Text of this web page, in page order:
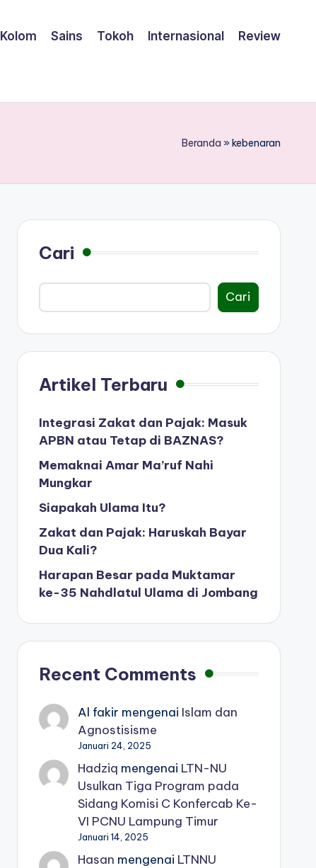
Kolom Sains Tokoh Internasional Review
Beranda »kebenaran
Cari
Cari
Artikel Terbaru
Integrasi Zakat dan Pajak: Masuk
APBN atau Tetap di BAZNAS?
Memaknai Amar Ma’ruf Nahi
Mungkar
Siapakah Ulama Itu?
Zakat dan Pajak: Haruskah Bayar
Dua Kali?
Harapan Besar pada Muktamar
ke-35 Nahdlatul Ulama di Jombang
Recent Comments
Al fakir mengenai Islam dan
Agnostisisme
Januari 24, 2025
Hadziq mengenai LTN-NU
Usulkan Tiga Program pada
Sidang Komisi C Konfercab Ke-
VI PCNU Lampung Timur
Januari 14, 2025
Hasan mengenai LTNNU